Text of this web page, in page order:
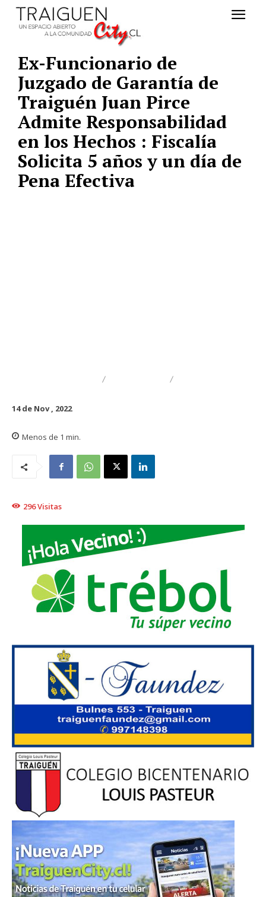
Ex-Funcionario de
Juzgado de Garantía de
Traiguén Juan Pirce
Admite Responsabilidad
en los Hechos : Fiscalía
Solicita 5 años y un día de
Pena Efectiva
14 de Nov , 2022
Menos de 1 min.
296Visitas